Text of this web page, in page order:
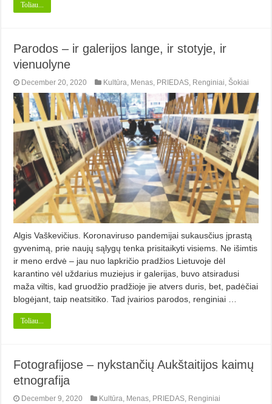
Toliau...
Parodos – ir galerijos lange, ir stotyje, ir
vienuolyne
December 20, 2020 Kultūra, Menas, PRIEDAS, Renginiai, Šokiai
Algis Vaškevičius. Koronaviruso pandemijai sukausčius įprastą
gyvenimą, prie naujų sąlygų tenka prisitaikyti visiems. Ne išimtis
ir meno erdvė – jau nuo lapkričio pradžios Lietuvoje dėl
karantino vėl uždarius muziejus ir galerijas, buvo atsiradusi
maža viltis, kad gruodžio pradžioje jie atvers duris, bet, padėčiai
blogėjant, taip neatsitiko. Tad įvairios parodos, renginiai …
Toliau...
Fotografijose – nykstančių Aukštaitijos kaimų
etnografija
December 9, 2020 Kultūra, Menas, PRIEDAS, Renginiai